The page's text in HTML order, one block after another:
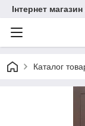
Інтернет
Каталог